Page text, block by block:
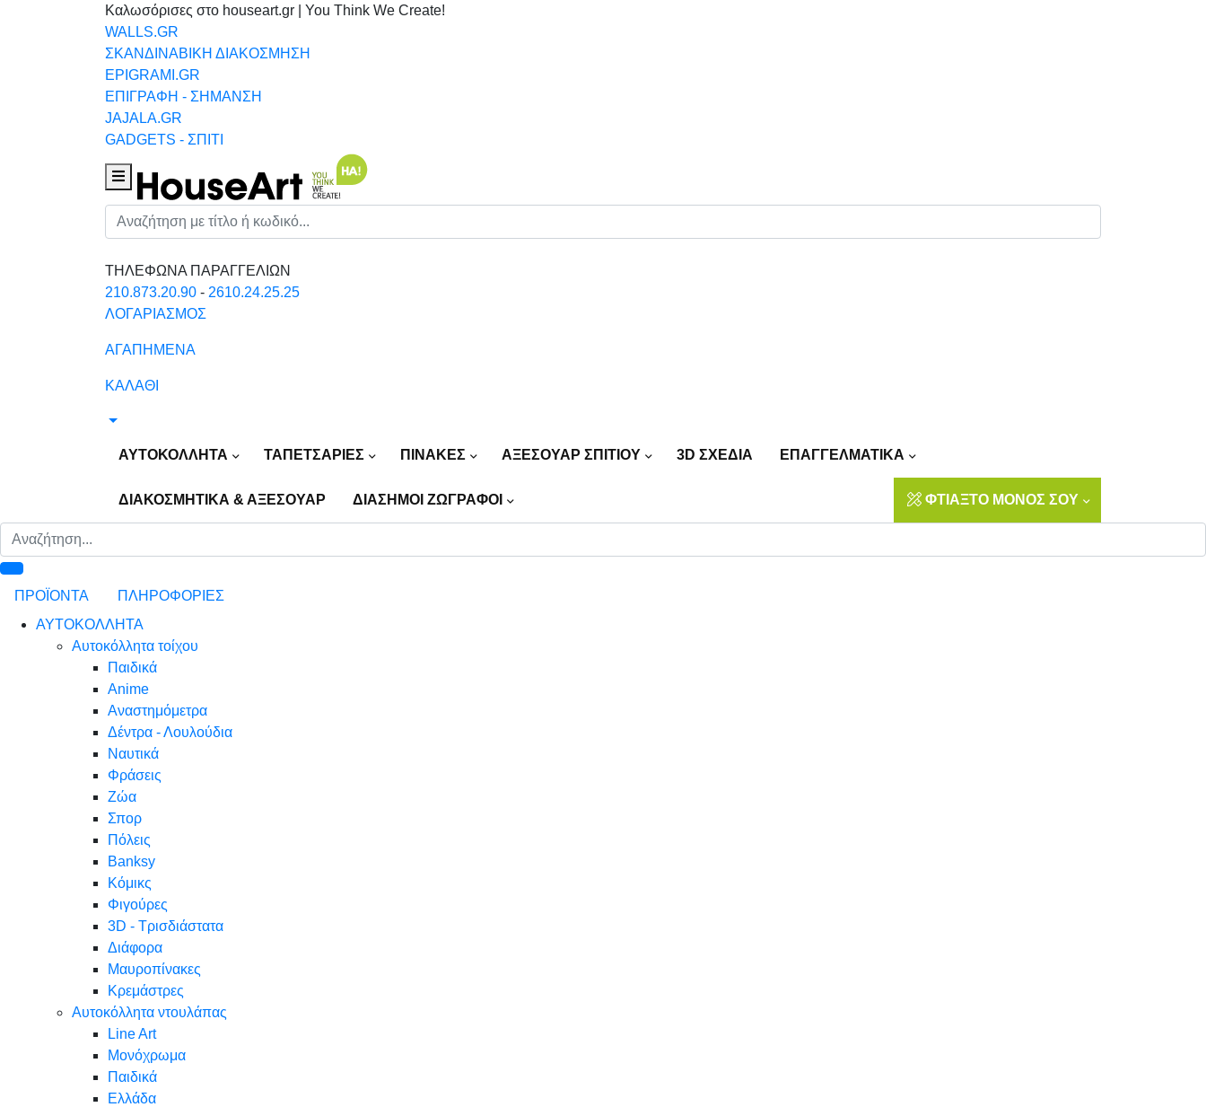
Καλωσόρισες στο houseart.gr | You Think We Create!
WALLS.GR
ΣΚΑΝΔΙΝΑΒΙΚΗ ΔΙΑΚΟΣΜΗΣΗ
EPIGRAMI.GR
ΕΠΙΓΡΑΦΗ - ΣΗΜΑΝΣΗ
JAJALA.GR
GADGETS - ΣΠΙΤΙ
Houseart Menu
Αναζήτηση
ΤΗΛΕΦΩΝΑ ΠΑΡΑΓΓΕΛΙΩΝ
210.873.20.90 - 2610.24.25.25
ΛΟΓΑΡΙΑΣΜΟΣ
ΑΓΑΠΗΜΕΝΑ
ΚΑΛΑΘΙ
ΑΥΤΟΚΟΛΛΗΤΑ ΤΑΠΕΤΣΑΡΙΕΣ ΠΙΝΑΚΕΣ ΑΞΕΣΟΥΑΡ ΣΠΙΤΙΟΥ 3D ΣΧΕΔΙΑ ΕΠΑΓΓΕΛΜΑΤΙΚΑ
ΔΙΑΚΟΣΜΗΤΙΚΑ & ΑΞΕΣΟΥΑΡ ΔΙΑΣΗΜΟΙ ΖΩΓΡΑΦΟΙ ΦΤΙΑΞΤΟ ΜΟΝΟΣ ΣΟΥ
ΠΡΟΪΟΝΤΑ
ΠΛΗΡΟΦΟΡΙΕΣ
ΑΥΤΟΚΟΛΛΗΤΑ
Αυτοκόλλητα τοίχου
Παιδικά
Anime
Αναστημόμετρα
Δέντρα - Λουλούδια
Ναυτικά
Φράσεις
Ζώα
Σπορ
Πόλεις
Banksy
Κόμικς
Φιγούρες
3D - Τρισδιάστατα
Διάφορα
Μαυροπίνακες
Κρεμάστρες
Αυτοκόλλητα ντουλάπας
Line Art
Μονόχρωμα
Παιδικά
Ελλάδα